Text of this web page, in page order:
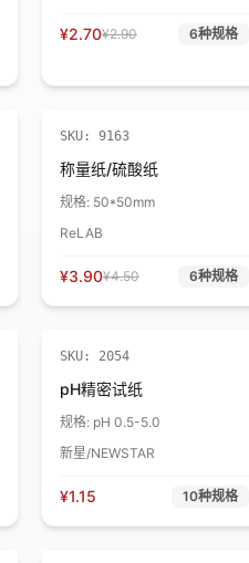
¥2.70¥2.90 6种规格
SKU: 9163
称量纸/硫酸纸
规格: 50*50mm
ReLAB
¥3.90¥4.50 6种规格
SKU: 2054
pH精密试纸
规格: pH 0.5-5.0
新星/NEWSTAR
¥1.15 10种规格